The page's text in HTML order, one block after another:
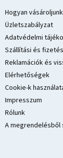
Hogyan vásároljunk
Üzletszabályzat
Adatvédelmi
Szállítási és
Reklamációk és
Elérhetőségek
Cookie-k
Impresszum
Rólunk
A